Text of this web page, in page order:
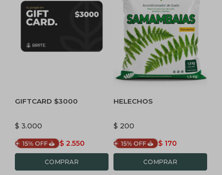
GIFTCARD $3000
$ 3.000
$ 2.550
HELECHOS
$ 200
$ 170